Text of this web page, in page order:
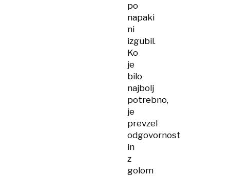
po
napaki
ni
izgubil.
Ko
je
bilo
najbolj
potrebno,
je
prevzel
odgovornost
in
z
golom